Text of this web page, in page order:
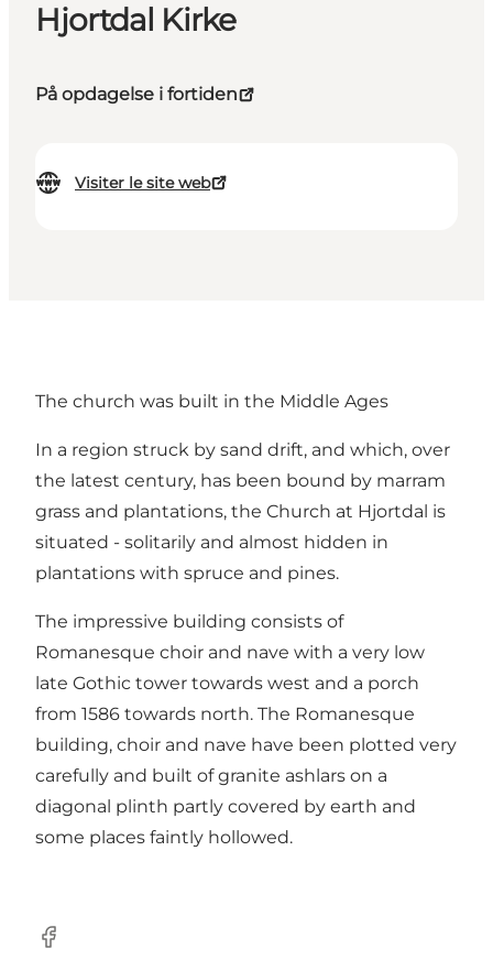
Hjortdal Kirke
På opdagelse i fortiden
Visiter le site web
The church was built in the Middle Ages
In a region struck by sand drift, and which, over
the latest century, has been bound by marram
grass and plantations, the Church at Hjortdal is
situated - solitarily and almost hidden in
plantations with spruce and pines.
The impressive building consists of
Romanesque choir and nave with a very low
late Gothic tower towards west and a porch
from 1586 towards north. The Romanesque
building, choir and nave have been plotted very
carefully and built of granite ashlars on a
diagonal plinth partly covered by earth and
some places faintly hollowed.
Facebook